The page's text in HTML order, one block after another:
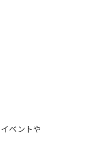
ベントや